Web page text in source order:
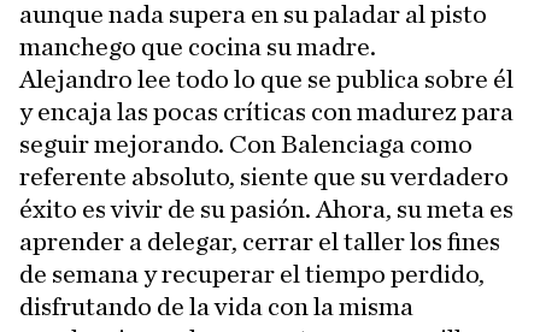
aunque nada supera en su paladar al pisto
manchego que cocina su madre.
Alejandro lee todo lo que se publica sobre él
y encaja las pocas críticas con madurez para
seguir mejorando. Con Balenciaga como
referente absoluto, siente que su verdadero
éxito es vivir de su pasión. Ahora, su meta es
aprender a delegar, cerrar el taller los fines
de semana y recuperar el tiempo perdido,
disfrutando de la vida con la misma